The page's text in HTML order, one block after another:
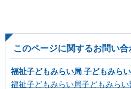
このページに関するお問い合
福祉子どもみらい局 子どもみら
福祉子どもみらい局子どもみら